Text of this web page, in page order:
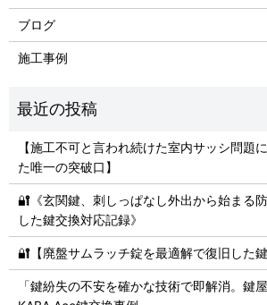
ブログ
施工事例
【施工不可と言われ続けた室内サッシ問題
た唯一の突破口】
🔐《玄関鍵、刺しっぱなし外出から始まる
した鍵交換対応記録》
🔐【廃盤サムラッチ錠を最適解で復旧した鍵
「鍵紛失の不安を確かな技術で即解消。鍵